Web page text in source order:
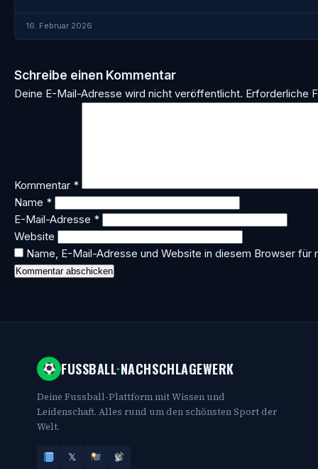
16. Februar 2026
Schreibe einen Kommentar
Deine E-Mail-Adresse wird nicht veröffentlicht. Erforderliche
Kommentar *
Name *
E-Mail-Adresse *
Website
Name, E-Mail-Adresse und Website in diesem Browser für
FUSSBALL·NACHSCHLAGEWERK
Deine Fussball-Plattform mit Wissen und
Leidenschaft. Alles rund um den schönsten Sport der
Welt.
𝕏